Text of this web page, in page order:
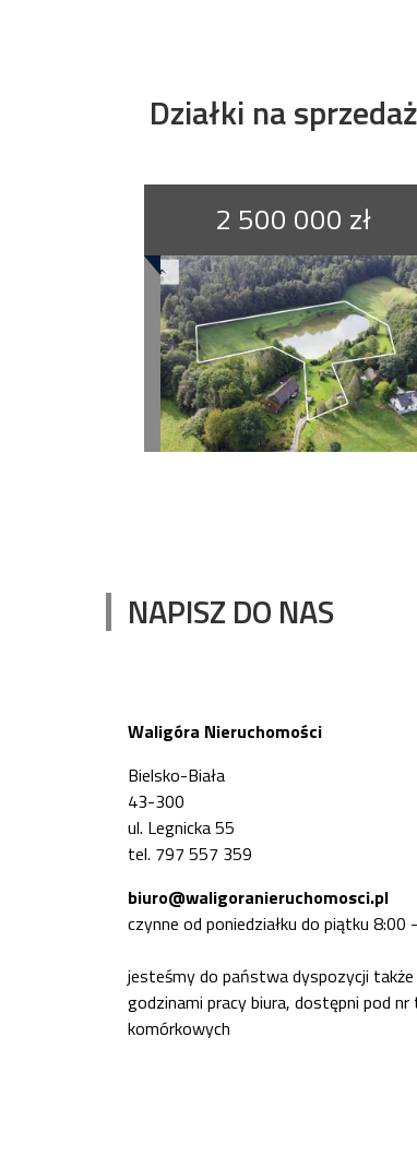
Działki na sprzedaż
2 500 000 zł
NAPISZ DO NAS
Waligóra Nieruchomości
Bielsko-Biała
43-300
ul. Legnicka 55
tel. 797 557 359
biuro@waligoranieruchomosci.pl
czynne od poniedziałku do piątku 8:00
jesteśmy do państwa dyspozycji
godzinami pracy biura, dostępni pod
komórkowych